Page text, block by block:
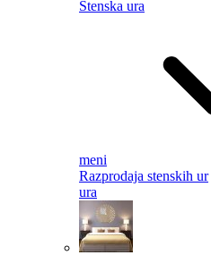
Stenska ura
meni
Razprodaja stenskih ur
ura